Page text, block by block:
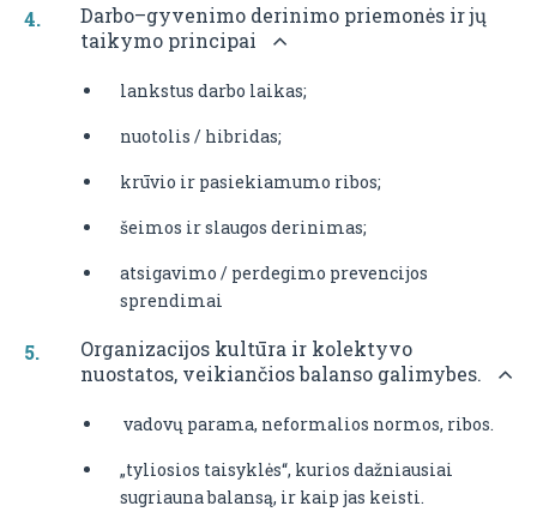
Darbo–gyvenimo derinimo priemonės ir jų
taikymo principai
lankstus darbo laikas;
nuotolis / hibridas;
krūvio ir pasiekiamumo ribos;
šeimos ir slaugos derinimas;
atsigavimo / perdegimo prevencijos
sprendimai
Organizacijos kultūra ir kolektyvo
nuostatos, veikiančios balanso galimybes.
vadovų parama, neformalios normos, ribos.
„tyliosios taisyklės“, kurios dažniausiai
sugriauna balansą, ir kaip jas keisti.